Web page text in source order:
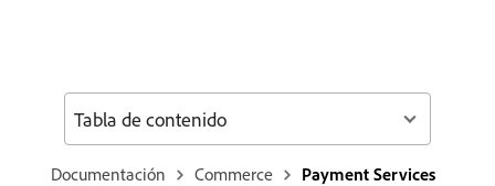
Documentación Commerce Payment Services
Tabla de contenido